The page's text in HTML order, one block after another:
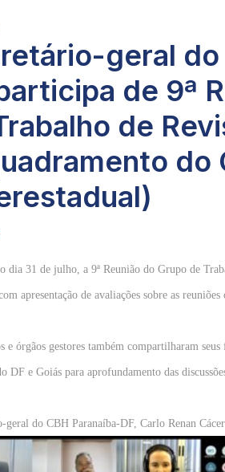
geral do
de 9ª
de
do
dia 31 de julho, a 9ª Reunião do Grupo de
apresentação de avaliações sobre as
e órgãos gestores também compartilharam
DF e Goiás para aprofundamento das
geral do CBH Paranaíba-DF, Carlo Renan